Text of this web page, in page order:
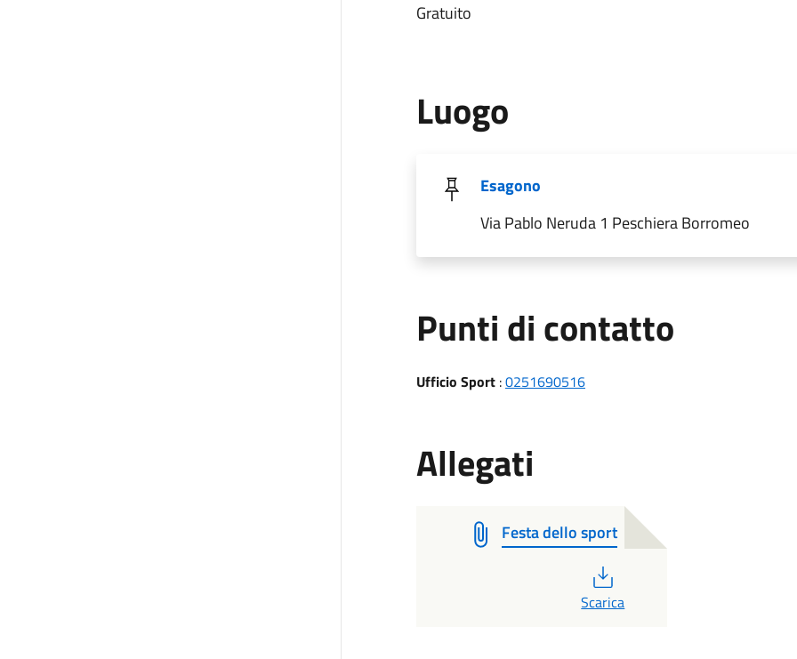
Gratuito
Luogo
Esagono
Via Pablo Neruda 1 Peschiera Borromeo
Punti di contatto
Ufficio Sport:0251690516
Allegati
Festa dello sport
Scarica